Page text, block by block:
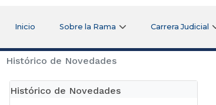
Inicio Sobre la Rama Carrera Judicial
Histórico de Novedades
Histórico de Novedades